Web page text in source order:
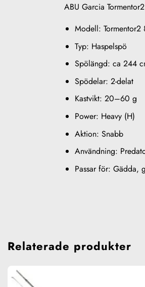
ABU Garcia
Modell: Tormentor2
Typ: Haspelspö
Spölängd: ca 244
Spödelar: 2-delat
Kastvikt: 20–60 g
Power: Heavy (H)
Aktion: Snabb
Användning:
Passar för: Gädda,
Relaterade produkter